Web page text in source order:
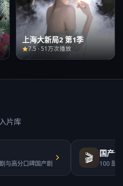
上海大新局2 第1季
7.5· 51万次播放
片库
与高分口碑国产剧 🎬 国产
100部 ·